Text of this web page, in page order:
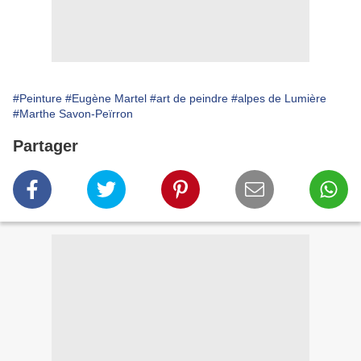
#Peinture #Eugène Martel #art de peindre #alpes de Lumière
#Marthe Savon-Peïrron
Partager